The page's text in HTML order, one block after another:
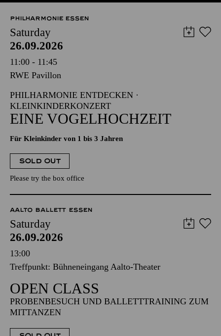
PHILHARMONIE ESSEN
Saturday
26.09.2026
11:00 - 11:45
RWE Pavillon
PHILHARMONIE ENTDECKEN ·
KLEINKINDERKONZERT
EINE VOGELHOCHZEIT
Für Kleinkinder von 1 bis 3 Jahren
SOLD OUT
Please try the box office
AALTO BALLETT ESSEN
Saturday
26.09.2026
13:00
Treffpunkt: Bühneneingang Aalto-Theater
OPEN CLASS
PROBENBESUCH UND BALLETTTRAINING ZUM
MITTANZEN